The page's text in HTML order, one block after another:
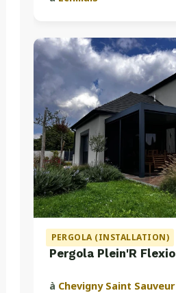
PERGOLA (INSTALLATION)
Pergola Plein'R Flexio
à Chevigny Saint Sauveur